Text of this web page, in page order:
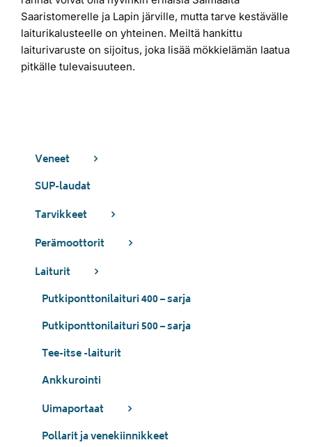
Saaristomerelle ja Lapin järville, mutta tarve kestävälle
laiturikalusteelle on yhteinen. Meiltä hankittu
laiturivaruste on sijoitus, joka lisää mökkielämän laatua
pitkälle tulevaisuuteen.
Veneet
SUP-laudat
Tarvikkeet
Perämoottorit
Laiturit
Putkiponttonilaituri 400 – sarja
Putkiponttonilaituri 500 – sarja
Tee-itse -laiturit
Ankkurointi
Uimaportaat
Pollarit ja venekiinnikkeet